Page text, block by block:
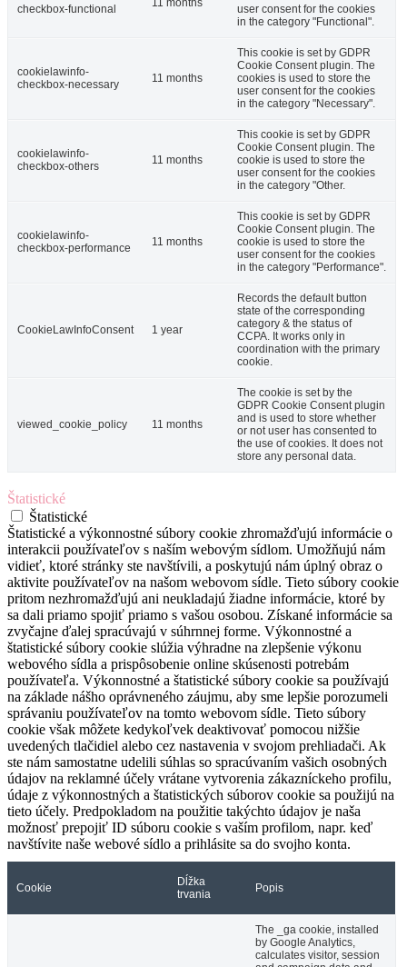
checkbox-functional
11 months
user consent for the cookies
in the category "Functional".
cookielawinfo-
checkbox-necessary
11 months
This cookie is set by GDPR
Cookie Consent plugin. The
cookies is used to store the
user consent for the cookies
in the category "Necessary".
cookielawinfo-
checkbox-others
11 months
This cookie is set by GDPR
Cookie Consent plugin. The
cookie is used to store the
user consent for the cookies
in the category "Other.
cookielawinfo-
checkbox-performance
11 months
This cookie is set by GDPR
Cookie Consent plugin. The
cookie is used to store the
user consent for the cookies
in the category "Performance".
CookieLawInfoConsent 1 year
Records the default button
state of the corresponding
category & the status of
CCPA. It works only in
coordination with the primary
cookie.
viewed_cookie_policy 11 months
The cookie is set by the
GDPR Cookie Consent plugin
and is used to store whether
or not user has consented to
the use of cookies. It does not
store any personal data.
Štatistické
Štatistické
Štatistické a výkonnostné súbory cookie zhromažďujú informácie o
interakcii používateľov s naším webovým sídlom. Umožňujú nám
vidieť, ktoré stránky ste navštívili, a poskytujú nám úplný obraz o
aktivite používateľov na našom webovom sídle. Tieto súbory cookie
pritom nezhromažďujú ani neukladajú žiadne informácie, ktoré by
sa dali priamo spojiť priamo s vašou osobou. Získané informácie sa
zvyčajne ďalej spracúvajú v súhrnnej forme. Výkonnostné a
štatistické súbory cookie slúžia výhradne na zlepšenie výkonu
webového sídla a prispôsobenie online skúsenosti potrebám
používateľa. Výkonnostné a štatistické súbory cookie sa používajú
na základe nášho oprávneného záujmu, aby sme lepšie porozumeli
správaniu používateľov na tomto webovom sídle. Tieto súbory
cookie však môžete kedykoľvek deaktivovať pomocou nižšie
uvedených tlačidiel alebo cez nastavenia v svojom prehliadači. Ak
ste nám samostatne udelili súhlas so spracúvaním vašich osobných
údajov na reklamné účely vrátane vytvorenia zákazníckeho profilu,
údaje z výkonnostných a štatistických súborov cookie sa použijú na
tieto účely. Predpokladom na použitie takýchto údajov je naša
možnosť prepojiť ID súboru cookie s vaším profilom, napr. keď
navštívite naše webové sídlo a prihlásite sa do svojho konta.
Cookie
Dĺžka
trvania
Popis
The _ga cookie, installed
by Google Analytics,
calculates visitor, session